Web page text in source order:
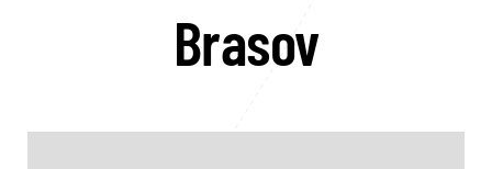
Brasov